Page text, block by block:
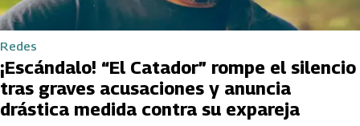
Redes
¡Escándalo! “El Catador” rompe el silencio
tras graves acusaciones y anuncia
drástica medida contra su expareja